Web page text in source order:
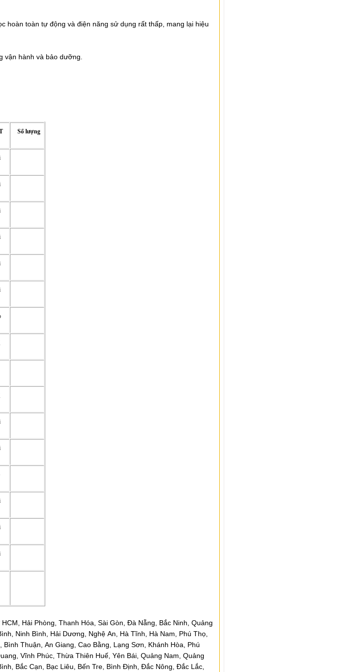
hoàn toàn tự động và điện năng sử dụng rất thấp, mang lại hiệu
vận hành và bảo dưỡng.
Số lượng
Hải Phòng, Thanh Hóa, Sài Gòn, Đà Nẵng, Bắc Ninh, Quảng
Ninh Bình, Hải Dương, Nghệ An, Hà Tĩnh, Hà Nam, Phú Thọ,
Thuận, An Giang, Cao Bằng, Lạng Sơn, Khánh Hòa, Phú
Vĩnh Phúc, Thừa Thiên Huế, Yên Bái, Quảng Nam, Quảng
Bắc Cạn, Bạc Liêu, Bến Tre, Bình Định, Đắc Nông, Đắc Lắc,